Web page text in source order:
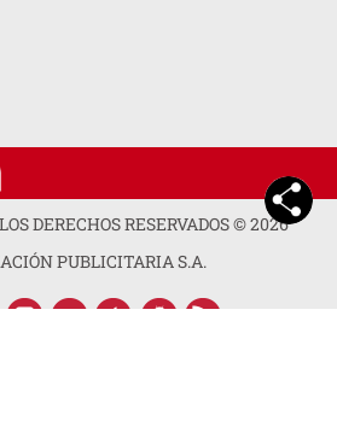
DERECHOS RESERVADOS ©2026
PUBLICITARIA S.A.